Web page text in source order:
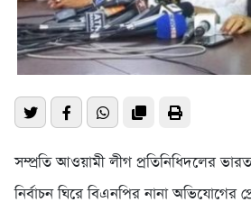
সম্প্রতি আওয়ামী লীগ প্রতিনিধিদলের
নির্বাচন ঘিরে বিএনপির নানা অভিযোগের